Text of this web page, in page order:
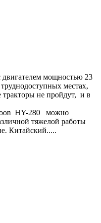
мощностью 23
местах,
тракторы не пройдут, и в
HY-280 можно
тяжелой работы
Китайский.....